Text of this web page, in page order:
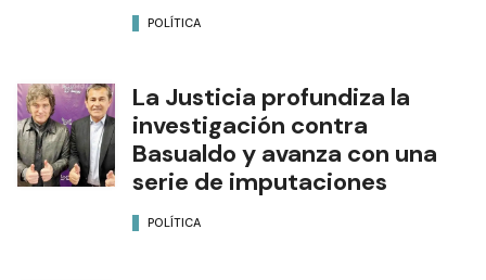
POLÍTICA
La Justicia profundiza la
investigación contra
Basualdo y avanza con una
serie de imputaciones
POLÍTICA